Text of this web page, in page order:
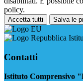
policy.
Accetta tutti Salva le
Contatti
Istituto Comprensivo